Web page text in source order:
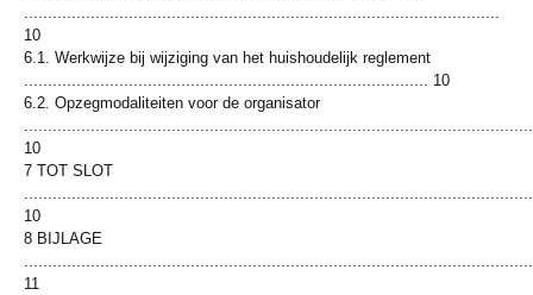
10
6.1. Werkwijze bij wijziging van het huishoudelijk reglement
..................................................................................... 10
6.2. Opzegmodaliteiten voor de organisator
10
7 TOT SLOT
10
8 BIJLAGE
11